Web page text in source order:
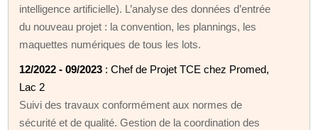
intelligence artificielle). L’analyse des données d’entrée
du nouveau projet : la convention, les plannings, les
maquettes numériques de tous les lots.
12/2022 - 09/2023 : Chef de Projet TCE chez Promed,
Lac 2
Suivi des travaux conformément aux normes de
sécurité et de qualité. Gestion de la coordination des